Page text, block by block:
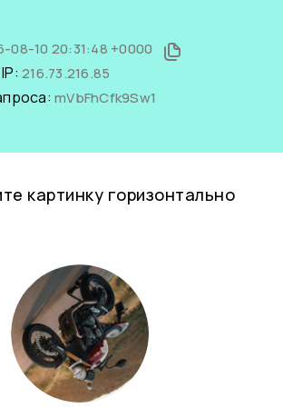
08-10 20:31:48 +0000
216.73.216.85
mVbFhCfk9Sw1
картинку горизонтально